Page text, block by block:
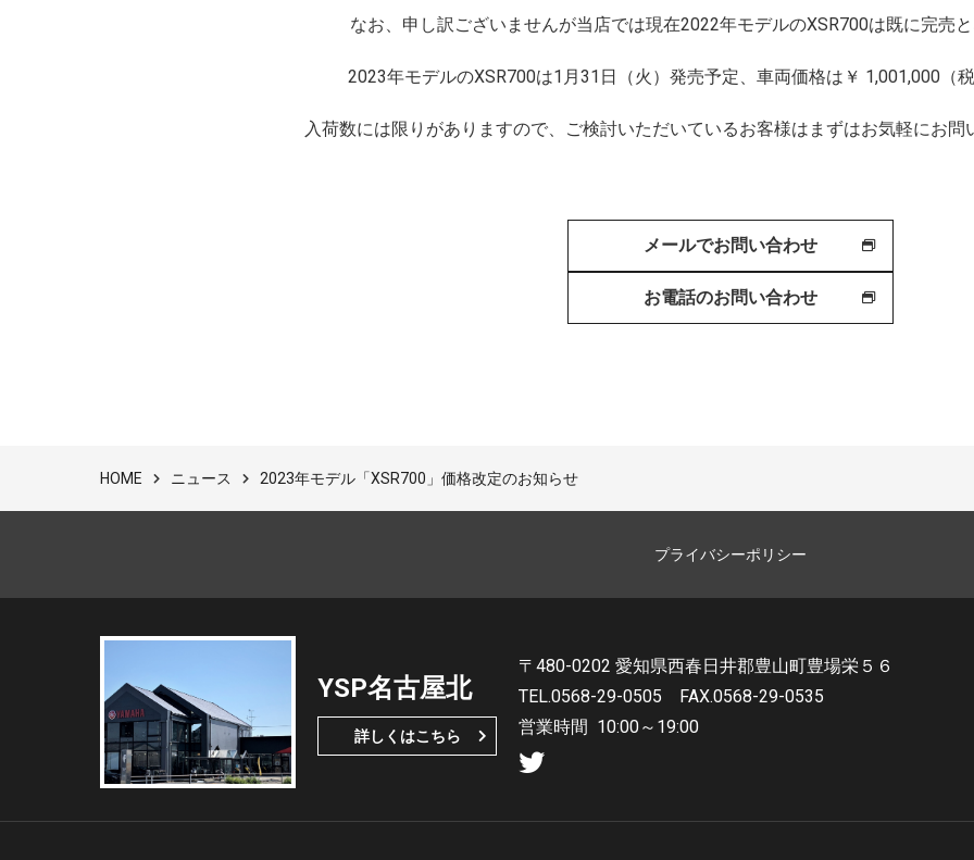
なお、申し訳ございませんが当店では現在2022年モデルのXSR700は既に完売
2023年モデルのXSR700は1月31日（火）発売予定、車両価格は￥ 1,001,000（
入荷数には限りがありますので、ご検討いただいているお客様はまずはお気軽にお問
メールでお問い合わせ
お電話のお問い合わせ
HOME ニュース 2023年モデル「XSR700」価格改定のお知らせ
プライバシーポリシー
YSP名古屋北
詳しくはこちら
〒480-0202 愛知県西春日井郡豊山町豊場栄５６
TEL.0568-29-0505
FAX.0568-29-0535
営業時間 10:00～19:00